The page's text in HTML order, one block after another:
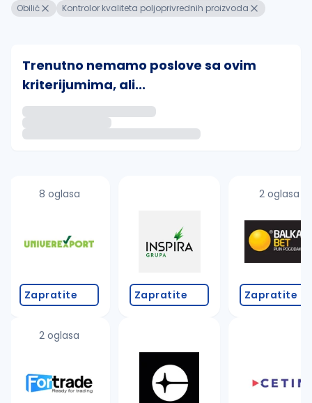
Obilić Kontrolor kvaliteta poljoprivrednih proizvoda
Trenutno nemamo poslove sa ovim
kriterijumima, ali...
proverite pravopisne greške (koristite č, ć, š, đ,
promenite odabrane filtere pretrage
8 oglasa
Zapratite
2 oglasa
Zapratite
2 oglasa
Zapratite